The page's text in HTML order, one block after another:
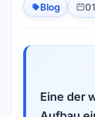
Blog
Eine der